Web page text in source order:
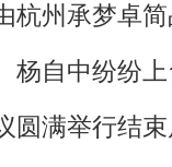
杭州承梦卓
杨自中纷纷
圆满举行结